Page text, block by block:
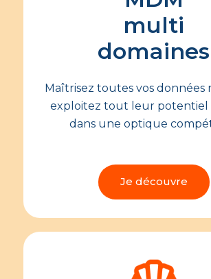
multi
domaines
Maîtrisez toutes vos données
exploitez tout leur potentiel
dans une optique
Je découvre